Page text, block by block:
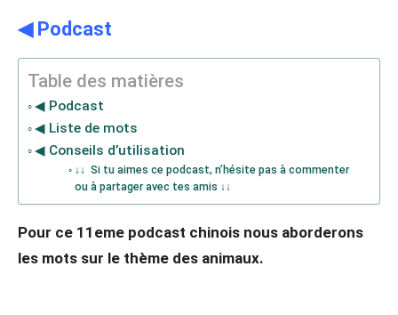
◀ Podcast
Table des matières
◀ Podcast
◀ Liste de mots
◀ Conseils d’utilisation
↓↓ Si tu aimes ce podcast, n’hésite pas à commenter
ou à partager avec tes amis ↓↓
Pour ce 11eme podcast chinois nous aborderons
les mots sur le thème des animaux.